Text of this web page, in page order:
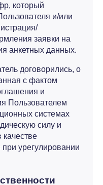
который
и/или
заявки на
анкетных данных.
договорились, о
с фактом
и
Пользователем
системах
силу и
урегулировании